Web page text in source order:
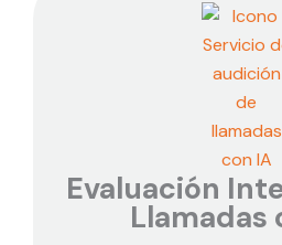
Evaluación
Llamadas